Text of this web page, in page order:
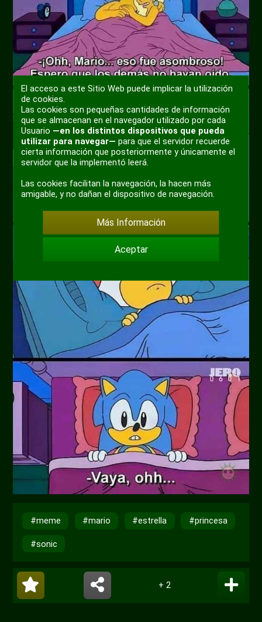
#meme #mario #estrella #princesa
#sonic
+ 2
El acceso a este Sitio Web puede implicar la utilización
de cookies.
Las cookies son pequeñas cantidades de información
que se almacenan en el navegador utilizado por cada
Usuario —en los distintos dispositivos que pueda
utilizar para navegar— para que el servidor recuerde
cierta información que posteriormente y únicamente el
servidor que la implementó leerá.
Las cookies facilitan la navegación, la hacen más
amigable, y no dañan el dispositivo de navegación.
Más Información
Aceptar